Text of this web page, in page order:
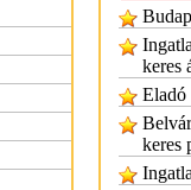
keres
Eladó
keres